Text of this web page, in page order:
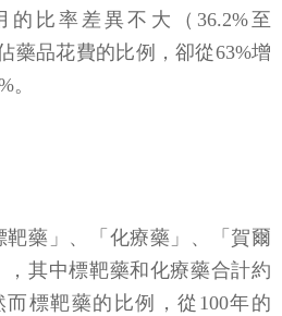
比率差異不大（36.2%至
藥品花費的比例，卻從63%增
。
藥」、「化療藥」、「賀爾
其中標靶藥和化療藥合計約
標靶藥的比例，從100年的